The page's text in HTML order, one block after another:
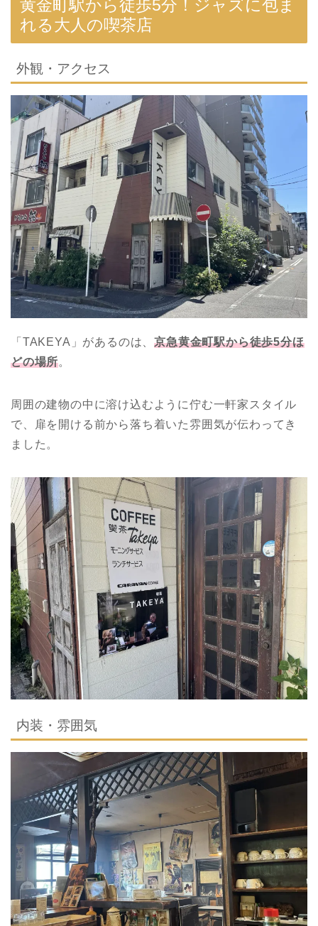
黄金町駅から徒歩5分！ジャズに包ま
れる大人の喫茶店
外観・アクセス
「TAKEYA」があるのは、京急黄金町駅から徒歩5分ほ
どの場所。
周囲の建物の中に溶け込むように佇む一軒家スタイル
で、扉を開ける前から落ち着いた雰囲気が伝わってき
ました。
内装・雰囲気